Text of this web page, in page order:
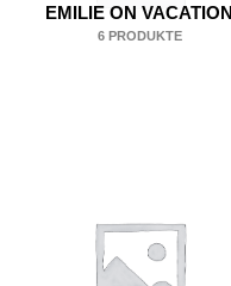
EMILIE ON VACATION
6 PRODUKTE